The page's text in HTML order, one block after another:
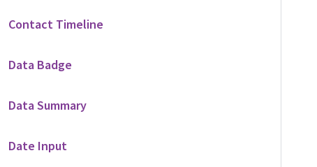
Contact Timeline
Data Badge
Data Summary
Date Input